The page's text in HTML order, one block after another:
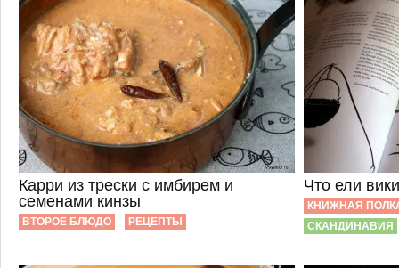
Карри из трески с имбирем и
семенами кинзы
ВТОРОЕ БЛЮДО РЕЦЕПТЫ
Что ели
КНИЖНАЯ
СКАНДИНАВИЯ